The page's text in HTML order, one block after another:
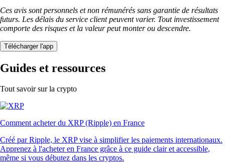
Ces avis sont personnels et non rémunérés sans garantie de résultats
futurs. Les délais du service client peuvent varier. Tout investissement
comporte des risques et la valeur peut monter ou descendre.
Télécharger l'app
Guides et ressources
Tout savoir sur la crypto
Comment acheter du XRP (Ripple) en France
Créé par Ripple, le XRP vise à simplifier les paiements internationaux.
Apprenez à l'acheter en France grâce à ce guide clair et accessible,
même si vous débutez dans les cryptos.